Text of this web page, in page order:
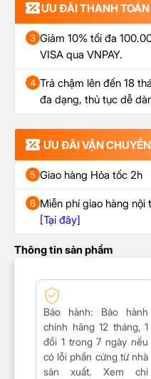
ƯU ĐÃI THANH TOÁN
3 Giảm 10% tối đa
VISA qua VNPAY.
4 Trả chậm lên đến 18
đa dạng, thủ tục dễ
ƯU ĐÃI VẬN CHUYỂN
5 Giao hàng Hỏa tốc 2h
6 Miễn phí giao hàng nội
[Tại đây]
Thông tin sản phẩm
Bảo hành: Bảo hành
chính hãng 12 tháng, 1
đổi 1 trong 7 ngày nếu
có lỗi phần cứng từ nhà
sản xuất. Xem chi